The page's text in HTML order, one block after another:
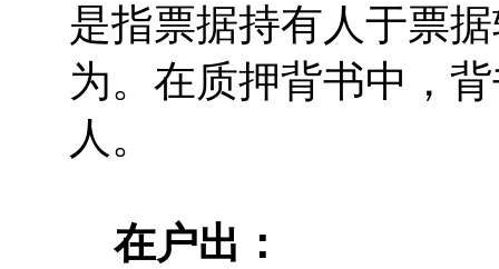
是指票据持有人于票
为。在质押背书中，
人。
在户出：